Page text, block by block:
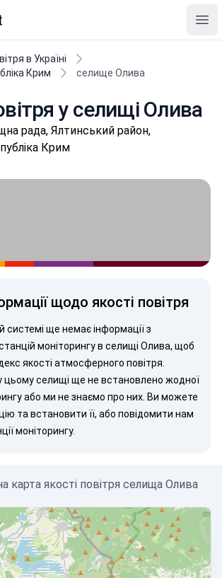
в Україні
Крим
селище Олива
у селищі Олива
рада, Ялтинський район,
Крим
щодо якості повітря
системі ще немає інформації з
моніторингу в селищі Олива, щоб
якості атмосферного повітря.
цьому селищі ще не встановлено жодної
або ми не знаємо про них. Ви можете
та встановити її, або повідомити нам
моніторингу.
карта якості повітря селища Олива